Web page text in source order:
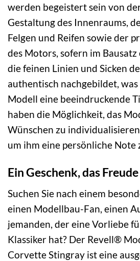
werden begeistert sein von
Gestaltung des Innenraums,
Felgen und Reifen sowie der
des Motors, sofern im
die feinen Linien und Sicken
authentisch nachgebildet,
Modell eine beeindruckende
haben die Möglichkeit, das
Wünschen zu
um ihm eine persönliche Note
Ein Geschenk, das
Suchen Sie nach einem
einen Modellbau-Fan, einen
jemanden, der eine Vorliebe
Klassiker hat? Der Revell®
Corvette Stingray ist eine